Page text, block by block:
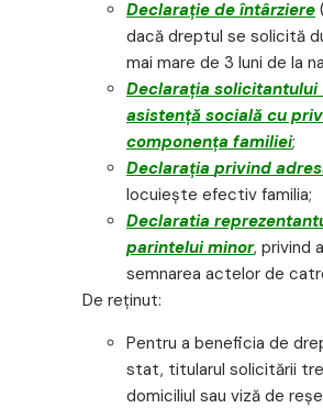
Declaraţie de întârziere
dacă dreptul se solicită
mai mare de 3 luni de la
Declaraţia
asistență socială cu
componența familiei;
Declaraţia privind
locuiește efectiv familia;
Declaratia
parintelui minor, privind
semnarea actelor de
De reţinut:
Pentru a beneficia de
stat, titularul solicitării
domiciliul sau viză de